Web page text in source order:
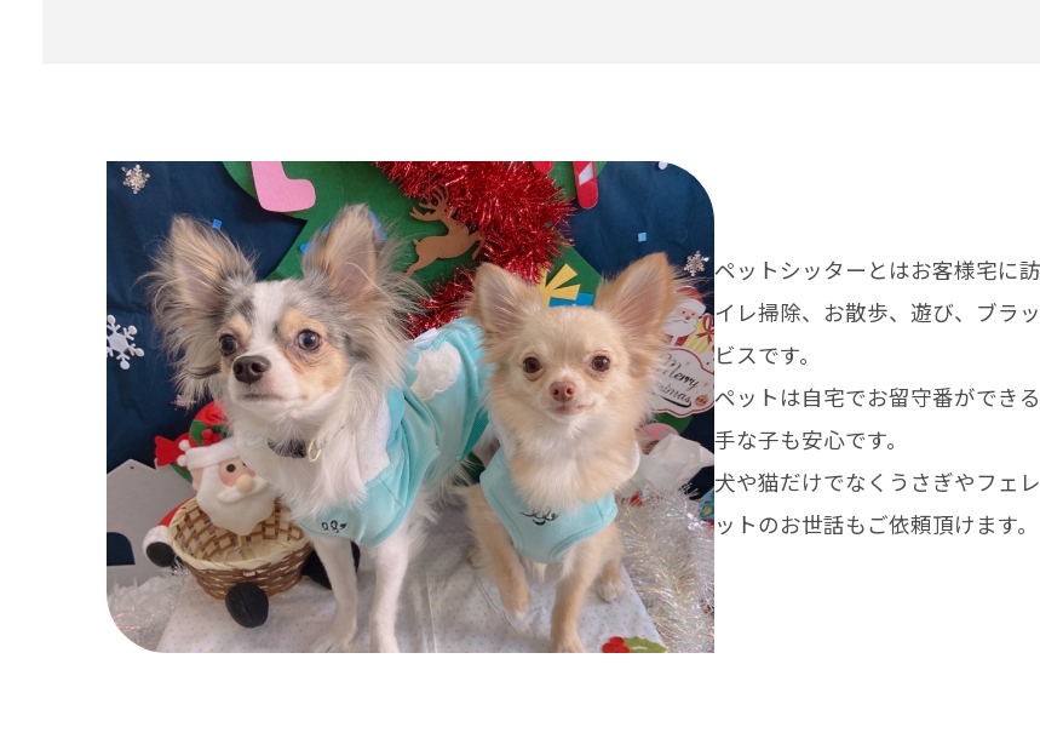
ペットシッターとはお客様宅に
イレ掃除、お散歩、遊び、ブラ
ビスです。
ペットは自宅でお留守番ができ
手な子も安心です。
犬や猫だけでなくうさぎやフェ
ットのお世話もご依頼頂けます。